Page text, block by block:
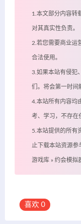
1.本文部分内容转
对其真实性负责。
2.若您需要商业运
合法使用。
3.如果本站有侵犯
们。将会第一时间
4.本站所有内容均
考、学习，不存在
5.本站提供的所有
止下载本站资源参
游戏库 » 约会模拟
喜欢 0